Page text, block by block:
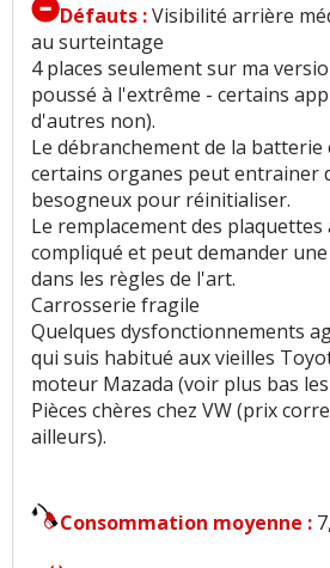
Puissance moteur et
n'aiment pas
Couple moteur: 3aiment1
Consommation:18aiment
Autonomie:1aime
Temps de charge
Boîte de vitesses
rapports):3aiment 3n'aiment
Rapport qualité/prix
Style aiment n'aiment
Défauts :Visibilité arrière
au surteintage
4 places seulement sur ma
poussé à l'extrême - certains
d'autres non).
Le débranchement de la batterie
certains organes peut entrainer
besogneux pour réinitialiser.
Le remplacement des
compliqué et peut demander
dans les règles de l'art.
Carrosserie fragile
Quelques dysfonctionnements
qui suis habitué aux vieilles
moteur Mazada (voir plus bas
Pièces chères chez VW (prix
ailleurs).
Consommation moyenne :